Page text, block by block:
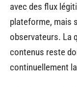
avec des flux
plateforme, mais
observateurs. La
contenus reste
continuellement